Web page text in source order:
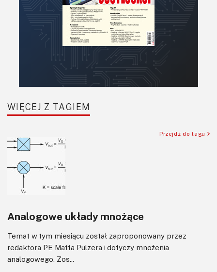
Projektowanie
Sensory
Software
Transformatory
Tranzystory
Wywiady
Zasilanie
Felietony
WIĘCEJ Z TAGIEM
Przejdź do tagu
Analogowe układy mnożące
Temat w tym miesiącu został zaproponowany przez
redaktora PE Matta Pulzera i dotyczy mnożenia
analogowego. Zos...